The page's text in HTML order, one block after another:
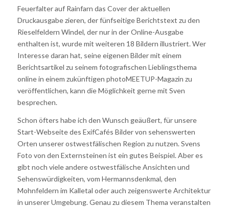
Feuerfalter auf Rainfarn das Cover der aktuellen
Druckausgabe zieren, der fünfseitige Berichtstext zu den
Rieselfeldern Windel, der nur in der Online-Ausgabe
enthalten ist, wurde mit weiteren 18 Bildern illustriert. Wer
Interesse daran hat, seine eigenen Bilder mit einem
Berichtsartikel zu seinem fotografischen Lieblingsthema
online in einem zukünftigen photoMEETUP-Magazin zu
veröffentlichen, kann die Möglichkeit gerne mit Sven
besprechen.
Schon öfters habe ich den Wunsch geäußert, für unsere
Start-Webseite des ExifCafés Bilder von sehenswerten
Orten unserer ostwestfälischen Region zu nutzen. Svens
Foto von den Externsteinen ist ein gutes Beispiel. Aber es
gibt noch viele andere ostwestfälische Ansichten und
Sehenswürdigkeiten, vom Hermannsdenkmal, den
Mohnfeldern im Kalletal oder auch zeigenswerte Architektur
in unserer Umgebung. Genau zu diesem Thema veranstalten